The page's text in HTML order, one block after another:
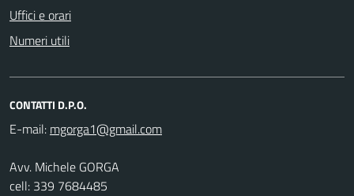
Uffici e orari
Numeri utili
CONTATTI D.P.O.
E-mail:
Avv. Michele GORGA
cell: 339 7684485